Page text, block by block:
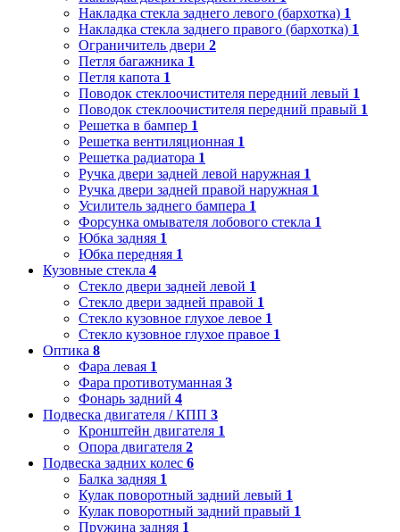
Накладка стекла заднего левого (бархотка) 1
Накладка стекла заднего правого (бархотка) 1
Ограничитель двери 2
Петля багажника 1
Петля капота 1
Поводок стеклоочистителя передний левый 1
Поводок стеклоочистителя передний правый 1
Решетка в бампер 1
Решетка вентиляционная 1
Решетка радиатора 1
Ручка двери задней левой наружная 1
Ручка двери задней правой наружная 1
Усилитель заднего бампера 1
Форсунка омывателя лобового стекла 1
Юбка задняя 1
Юбка передняя 1
Кузовные стекла 4
Стекло двери задней левой 1
Стекло двери задней правой 1
Стекло кузовное глухое левое 1
Стекло кузовное глухое правое 1
Оптика 8
Фара левая 1
Фара противотуманная 3
Фонарь задний 4
Подвеска двигателя / КПП 3
Кронштейн двигателя 1
Опора двигателя 2
Подвеска задних колес 6
Балка задняя 1
Кулак поворотный задний левый 1
Кулак поворотный задний правый 1
Пружина задняя 1